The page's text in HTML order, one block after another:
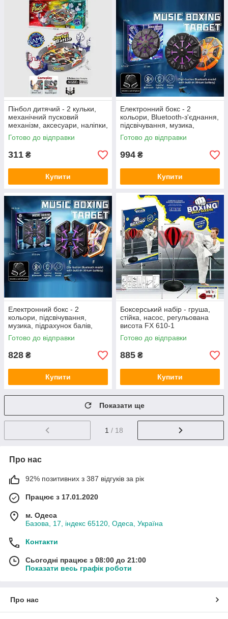
Пінбол дитячий - 2 кульки,
механічний пусковий
механізм, аксесуари, наліпки,
рухомі елементи A 9919
Готово до відправки
311 ₴
Купити
Електронний бокс - 2
кольори, Bluetooth-з'єднання,
підсвічування, музика,
підрахунок балів 7782 IJ
Готово до відправки
994 ₴
Купити
Електронний бокс - 2
кольори, підсвічування,
музика, підрахунок балів,
рукавички 7782 EF
Готово до відправки
828 ₴
Купити
Боксерський набір - груша,
стійка, насос, регульована
висота FX 610-1
Готово до відправки
885 ₴
Купити
Показати ще
1 / 18
Про нас
92% позитивних з 387 відгуків за рік
Працює з 17.01.2020
м. Одеса
Базова, 17, індекс 65120, Одеса, Україна
Контакти
Сьогодні працює з 08:00 до 21:00
Показати весь графік роботи
Про нас